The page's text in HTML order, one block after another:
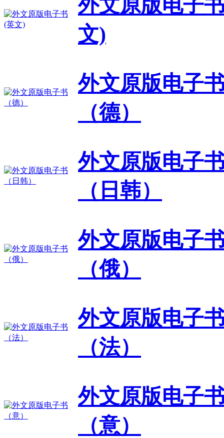
外文原版电子
文)
外文原版电子
（德）
外文原版电子
（日韩）
外文原版电子
（俄）
外文原版电子
（法）
外文原版电子
（意）